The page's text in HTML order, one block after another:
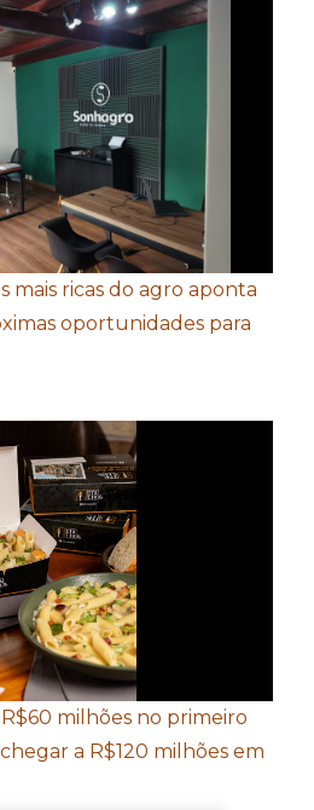
mais ricas do agro aponta
oportunidades para
milhões no primeiro
a R$120 milhões em